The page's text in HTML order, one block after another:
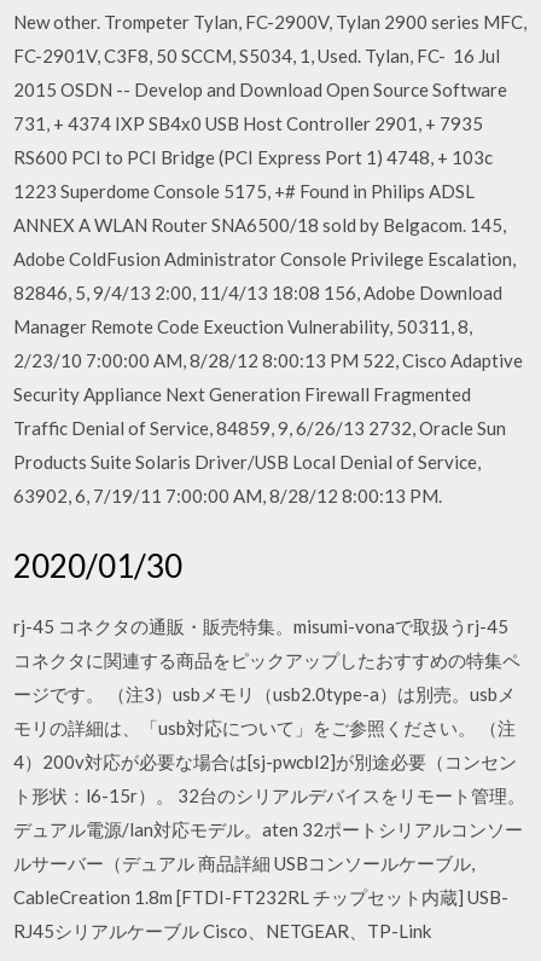
New other. Trompeter Tylan, FC-2900V, Tylan 2900 series MFC,
FC-2901V, C3F8, 50 SCCM, S5034, 1, Used. Tylan, FC- 16 Jul
2015 OSDN -- Develop and Download Open Source Software
731, + 4374 IXP SB4x0 USB Host Controller 2901, + 7935
RS600 PCI to PCI Bridge (PCI Express Port 1) 4748, + 103c
1223 Superdome Console 5175, +# Found in Philips ADSL
ANNEX A WLAN Router SNA6500/18 sold by Belgacom. 145,
Adobe ColdFusion Administrator Console Privilege Escalation,
82846, 5, 9/4/13 2:00, 11/4/13 18:08 156, Adobe Download
Manager Remote Code Exeuction Vulnerability, 50311, 8,
2/23/10 7:00:00 AM, 8/28/12 8:00:13 PM 522, Cisco Adaptive
Security Appliance Next Generation Firewall Fragmented
Traffic Denial of Service, 84859, 9, 6/26/13 2732, Oracle Sun
Products Suite Solaris Driver/USB Local Denial of Service,
63902, 6, 7/19/11 7:00:00 AM, 8/28/12 8:00:13 PM.
2020/01/30
rj-45 コネクタの通販・販売特集。misumi-vonaで取扱うrj-45
コネクタに関連する商品をピックアップしたおすすめの特集ペ
ージです。 （注3）usbメモリ（usb2.0type-a）は別売。usbメ
モリの詳細は、「usb対応について」をご参照ください。 （注
4）200v対応が必要な場合は[sj-pwcbl2]が別途必要（コンセン
ト形状：l6-15r）。 32台のシリアルデバイスをリモート管理。
デュアル電源/lan対応モデル。aten 32ポートシリアルコンソー
ルサーバー（デュアル 商品詳細 USBコンソールケーブル,
CableCreation 1.8m [FTDI-FT232RL チップセット内蔵] USB-
RJ45シリアルケーブル Cisco、NETGEAR、TP-Link